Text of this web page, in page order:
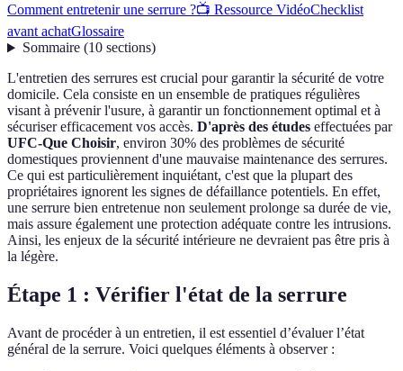
Comment entretenir une serrure ?📺 Ressource VidéoChecklist
avant achatGlossaire
Sommaire(10 sections)
L'entretien des serrures est crucial pour garantir la sécurité de votre
domicile. Cela consiste en un ensemble de pratiques régulières
visant à prévenir l'usure, à garantir un fonctionnement optimal et à
sécuriser efficacement vos accès. D'après des études effectuées par
UFC-Que Choisir, environ 30% des problèmes de sécurité
domestiques proviennent d'une mauvaise maintenance des serrures.
Ce qui est particulièrement inquiétant, c'est que la plupart des
propriétaires ignorent les signes de défaillance potentiels. En effet,
une serrure bien entretenue non seulement prolonge sa durée de vie,
mais assure également une protection adéquate contre les intrusions.
Ainsi, les enjeux de la sécurité intérieure ne devraient pas être pris à
la légère.
Étape 1 : Vérifier l'état de la serrure
Avant de procéder à un entretien, il est essentiel d’évaluer l’état
général de la serrure. Voici quelques éléments à observer :